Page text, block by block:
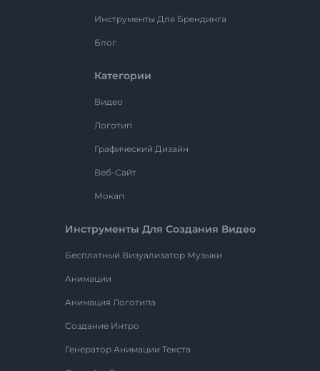
Инструменты Для Брендинга
Блог
Категории
Видео
Логотип
Графический Дизайн
Веб-Сайт
Мокап
Инструменты Для Создания Видео
Бесплатный Визуализатор Музыки
Анимации
Анимация Логотипа
Создание Интро
Генератор Анимации Текста